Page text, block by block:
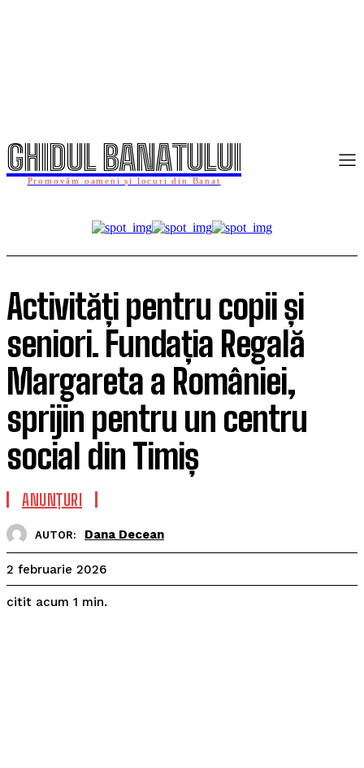
GHIDUL BANATULUI
Promovăm oameni și locuri din Banat
Activități pentru copii și
seniori. Fundația Regală
Margareta a României,
sprijin pentru un centru
social din Timiș
ANUNȚURI
AUTOR: Dana Decean
2 februarie 2026
citit acum 1 min.